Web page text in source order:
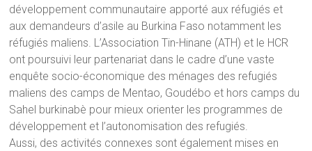
développement communautaire apporté aux réfugiés et
aux demandeurs d’asile au Burkina Faso notamment les
réfugiés maliens. L’Association Tin-Hinane (ATH) et le HCR
ont poursuivi leur partenariat dans le cadre d’une vaste
enquête socio-économique des ménages des refugiés
maliens des camps de Mentao, Goudébo et hors camps du
Sahel burkinabè pour mieux orienter les programmes de
développement et l’autonomisation des refugiés.
Aussi, des activités connexes sont également mises en